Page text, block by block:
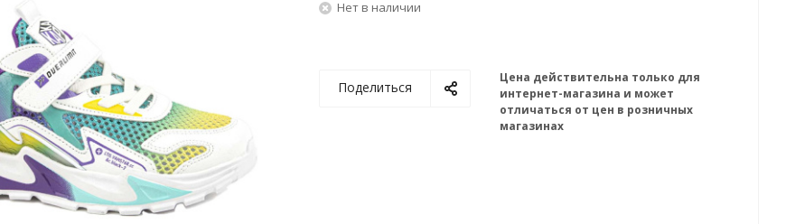
Нет в наличии
Поделиться
Цена действительна только для
интернет-магазина и может
отличаться от цен в розничных
магазинах